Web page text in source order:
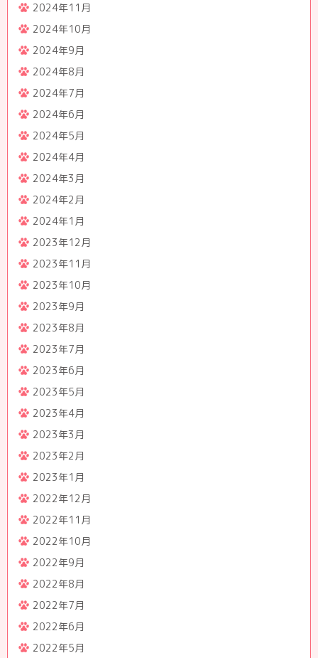
2024年11月
2024年10月
2024年9月
2024年8月
2024年7月
2024年6月
2024年5月
2024年4月
2024年3月
2024年2月
2024年1月
2023年12月
2023年11月
2023年10月
2023年9月
2023年8月
2023年7月
2023年6月
2023年5月
2023年4月
2023年3月
2023年2月
2023年1月
2022年12月
2022年11月
2022年10月
2022年9月
2022年8月
2022年7月
2022年6月
2022年5月